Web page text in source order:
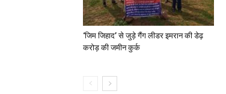
‘जिम जिहाद’ से जुड़े गैंग लीडर इमरान की डेढ़
करोड़ की जमीन कुर्क